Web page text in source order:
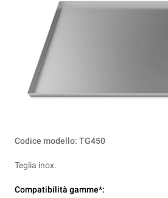
Codice modello: TG450
Teglia inox.
Compatibilità gamme*: